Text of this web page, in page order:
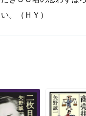
。（ＨＹ）